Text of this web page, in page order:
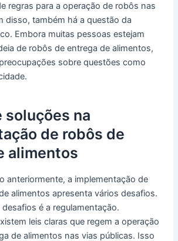
regras para a operação de robôs nas
disso, também há a questão da
Embora muitas pessoas estejam
de robôs de entrega de alimentos,
sobre questões como
soluções na
de robôs de
alimentos
anteriormente, a implementação de
alimentos apresenta vários desafios.
é a regulamentação.
leis claras que regem a operação
de alimentos nas vias públicas. Isso